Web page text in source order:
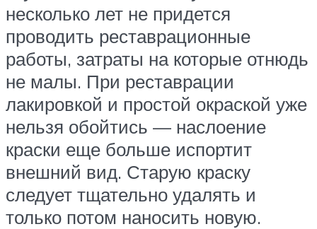
несколько лет не придется
проводить реставрационные
работы, затраты на которые отнюдь
не малы. При реставрации
лакировкой и простой окраской уже
нельзя обойтись — наслоение
краски еще больше испортит
внешний вид. Старую краску
следует тщательно удалять и
только потом наносить новую.